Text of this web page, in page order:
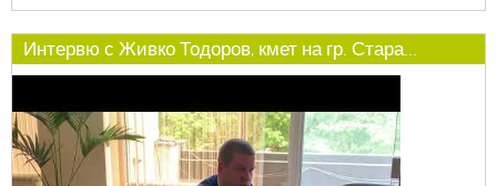
Интервю с Живко Тодоров, кмет на гр. Стара...